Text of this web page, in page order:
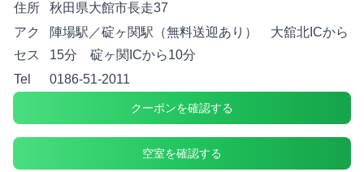
住所
秋田県大館市長走37
アク
セス
陣場駅／碇ヶ関駅（無料送迎あり） 大舘北ICから
15分 碇ヶ関ICから10分
Tel
0186-51-2011
クーポンを確認する
空室を確認する